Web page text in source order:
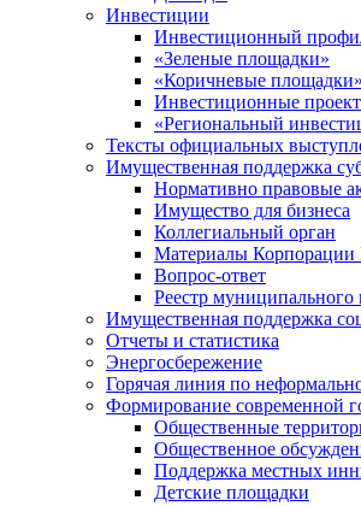
Инвестиции
Инвестиционный
«Зеленые площадки»
«Коричневые площадки»
Инвестиционные
«Региональный
Тексты официальных
Имущественная поддержка
Нормативно правовые
Имущество для бизнеса
Коллегиальный орган
Материалы
Вопрос-ответ
Реестр муниципального
Имущественная поддержка
Отчеты и статистика
Энергосбережение
Горячая линия по
Формирование современной
Общественные
Общественное
Поддержка местных
Детские площадки